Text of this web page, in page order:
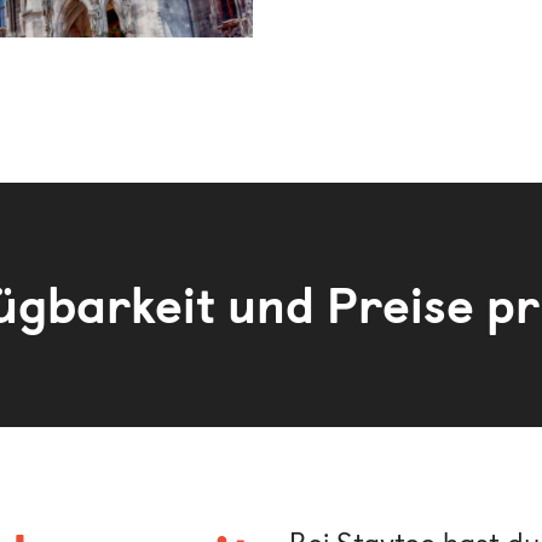
und Preise